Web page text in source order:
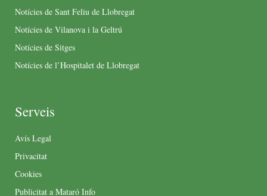
Notícies de Sant Feliu de Llobregat
Notícies de Vilanova i la Geltrú
Notícies de Sitges
Notícies de l’Hospitalet de Llobregat
Serveis
Avís Legal
Privacitat
Cookies
Publicitat a Mataró Info